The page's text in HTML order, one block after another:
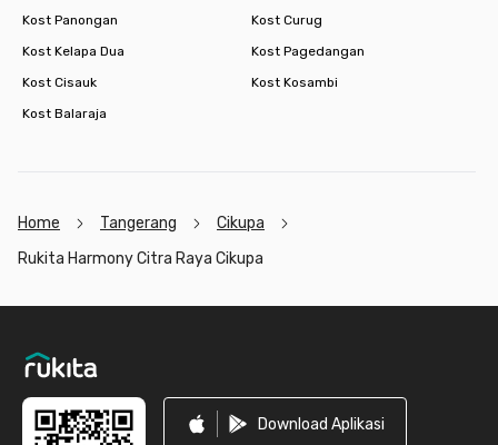
Kost Panongan
Kost Curug
Kost Kelapa Dua
Kost Pagedangan
Kost Cisauk
Kost Kosambi
Kost Balaraja
Home Tangerang
Cikupa
Rukita Harmony Citra Raya Cikupa
Download Aplikasi